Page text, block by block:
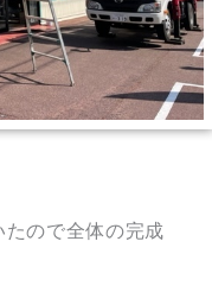
ので全体の完成